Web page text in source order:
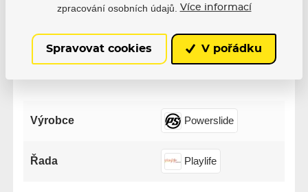
Výrobce Powerslide
Řada Playlife
zpracování osobních údajů.
Více informací
Spravovat cookies V pořádku